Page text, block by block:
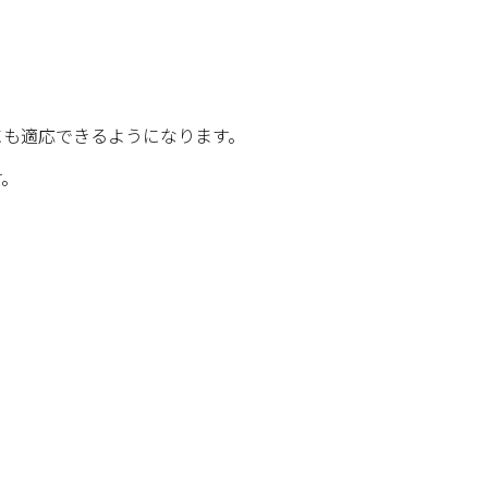
適応できるようになります。